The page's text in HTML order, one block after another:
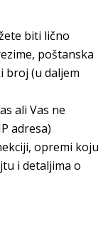
biti lično
poštanska
broj (u daljem
ali Vas ne
adresa)
opremi koju
i detaljima o